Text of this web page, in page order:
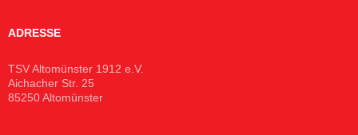
ADRESSE
TSV Altomünster 1912 e.V.
Aichacher Str. 25
85250 Altomünster